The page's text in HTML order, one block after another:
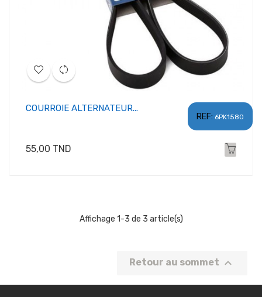
REF: 6PK1580
COURROIE ALTERNATEUR...
Prix
55,00 TND
Affichage 1-3 de 3 article(s)
Retour au sommet 